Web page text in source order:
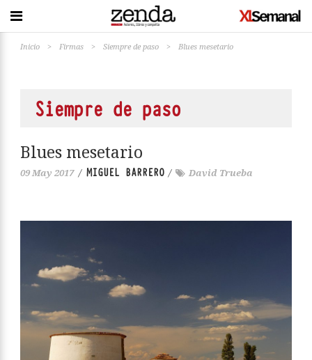
Inicio > Firmas > Siempre de paso > Blues mesetario
Siempre de paso
Blues mesetario
09 May 2017 / MIGUEL BARRERO / David Trueba